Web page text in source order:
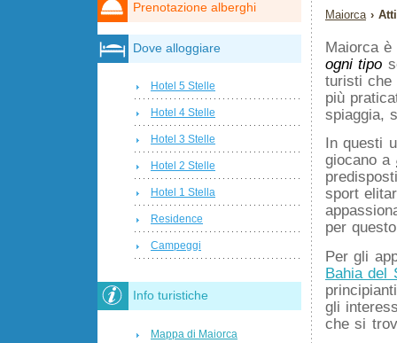
Maiorca ›
Maiorca
ogni tipo
turisti che
più
spiaggia,
In questi
giocano a
sport
per
Per gli
Bahia del
gli
che si
Prenotazione alberghi
Dove alloggiare
Hotel 5 Stelle
Hotel 4 Stelle
Hotel 3 Stelle
Hotel 2 Stelle
Hotel 1 Stella
Residence
Campeggi
Info turistiche
Mappa di Maiorca